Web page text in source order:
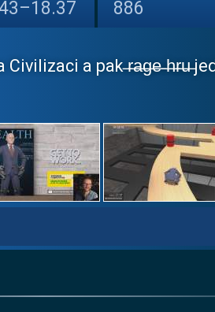
886
Civilizaci a pak ̶r̶a̶g̶e̶ ̶h̶r̶u̶